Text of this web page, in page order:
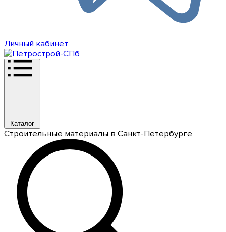
Личный кабинет
Каталог
Строительные материалы в Санкт-Петербурге